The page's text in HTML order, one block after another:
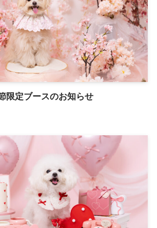
限定ブースのお知らせ